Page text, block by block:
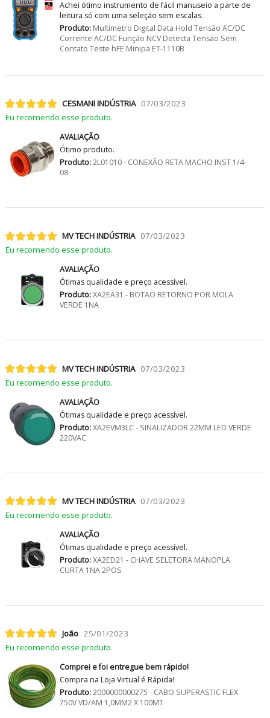
Achei ótimo instrumento de fácil manuseio a parte de
leitura só com uma seleção sem escalas.
Produto:Multímetro Digital Data Hold Tensão AC/DC
Corrente AC/DC Função NCV Detecta Tensão Sem
Contato Teste hFE Minipa ET-1110B
CESMANI INDÚSTRIA 07/03/2023
Eu recomendo esse produto.
AVALIAÇÃO
Ótimo produto.
Produto:2L01010 - CONEXÃO RETA MACHO INST 1/4-
08
MV TECH INDÚSTRIA 07/03/2023
Eu recomendo esse produto.
AVALIAÇÃO
Ótimas qualidade e preço acessível.
Produto:XA2EA31 - BOTAO RETORNO POR MOLA
VERDE 1NA
MV TECH INDÚSTRIA 07/03/2023
Eu recomendo esse produto.
AVALIAÇÃO
Ótimas qualidade e preço acessível.
Produto:XA2EVM3LC - SINALIZADOR 22MM LED VERDE
220VAC
MV TECH INDÚSTRIA 07/03/2023
Eu recomendo esse produto.
AVALIAÇÃO
Ótimas qualidade e preço acessível.
Produto:XA2ED21 - CHAVE SELETORA MANOPLA
CURTA 1NA 2POS
João 25/01/2023
Eu recomendo esse produto.
Comprei e foi entregue bem rápido!
Compra na Loja Virtual é Rápida!
Produto:2000000000275 - CABO SUPERASTIC FLEX
750V VD/AM 1,0MM2 X 100MT